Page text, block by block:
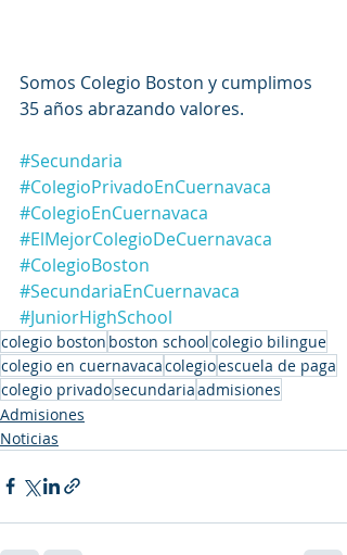
Somos Colegio Boston y cumplimos
35 años abrazando valores.
#Secundaria
#ColegioPrivadoEnCuernavaca
#ColegioEnCuernavaca
#ElMejorColegioDeCuernavaca
#ColegioBoston
#SecundariaEnCuernavaca
#JuniorHighSchool
colegio boston boston schoolcolegio bilingue
colegio en cuernavacacolegioescuela de paga
colegio privadosecundariaadmisiones
Admisiones
Noticias